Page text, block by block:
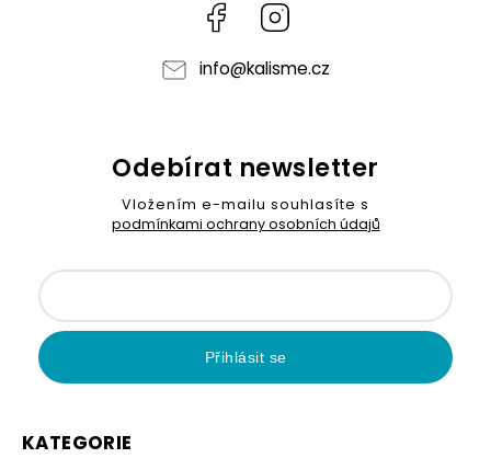
Facebook
info@kalisme.cz
KATEGORIE
Odebírat newsletter
Vložením e-mailu souhlasíte s
podmínkami ochrany osobních údajů
Přihlásit se